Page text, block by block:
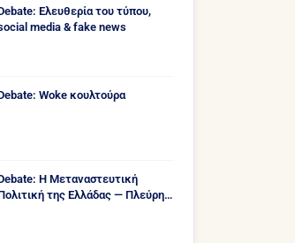
Ελευθερία του τύπου,
media & fake news
Woke κουλτούρα
Η Μεταναστευτική
της Ελλάδας — Πλεύρης